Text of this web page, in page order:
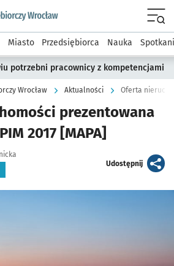
podserwis: Strategia
Miasto Przedsiębiorca Nauka
potrzebni pracownicy z kompetencjami
Wrocław Aktualności Oferta
prezentowana
2017 [MAPA]
Udostępnijartykuł